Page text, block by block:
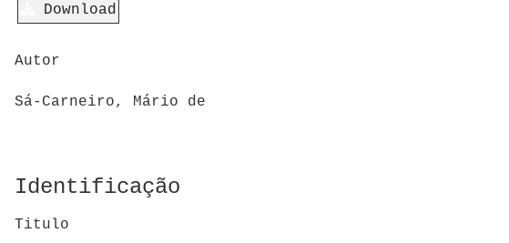
Download
Autor
Sá-Carneiro, Mário de
Identificação
Titulo